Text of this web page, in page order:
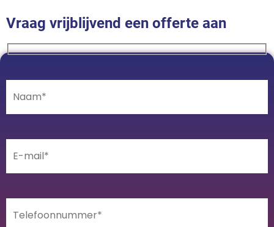
Vraag vrijblijvend een offerte aan